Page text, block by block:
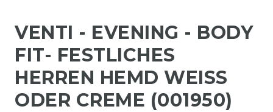
VENTI - EVENING - BODY
FIT- FESTLICHES
HERREN HEMD WEISS O
DER CREME (001950)